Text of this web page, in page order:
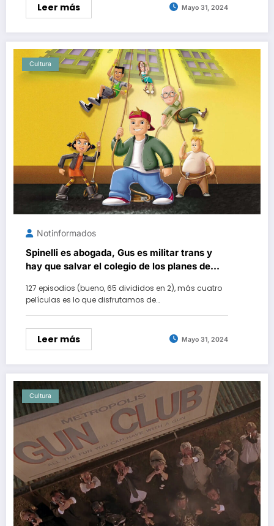
Leer más Mayo 31, 2024
Cultura
Notinformados
Spinelli es abogada, Gus es militar trans y
hay que salvar el colegio de los planes de
banda del patio’, según una filtración
127 episodios (bueno, 65 divididos en 2), más cuatro
películas es lo que disfrutamos de…
Leer más Mayo 31, 2024
Cultura